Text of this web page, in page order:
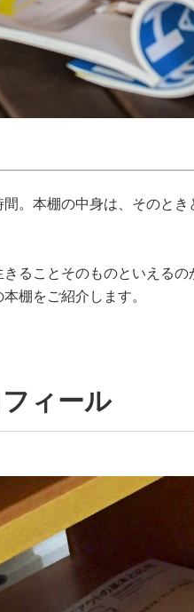
。本棚の中身は、そのと
ることそのものといえる
棚をご紹介します。
ィール